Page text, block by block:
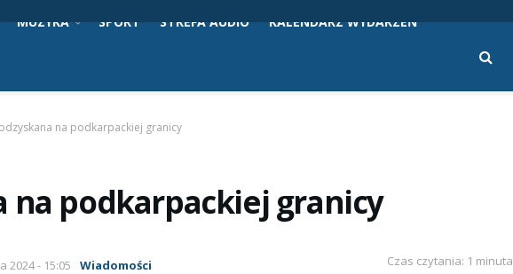
MUZYKA SPORT STREFA AUDIO KALENDARZ WYDARZEŃ
na podkarpackiej granicy
na podkarpackiej granicy
2024 - 15:05 Wiadomości Czas czytania: 1 minuta